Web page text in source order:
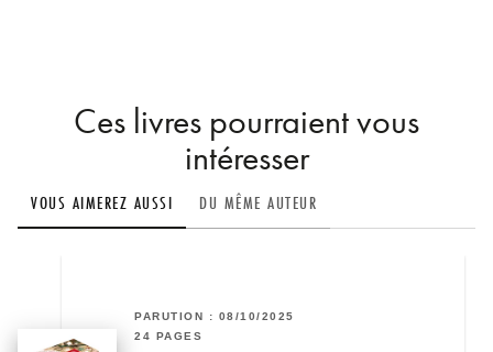
Ces livres pourraient vous
intéresser
VOUS AIMEREZ AUSSI DU MÊME AUTEUR
PARUTION : 08/10/2025
24 PAGES